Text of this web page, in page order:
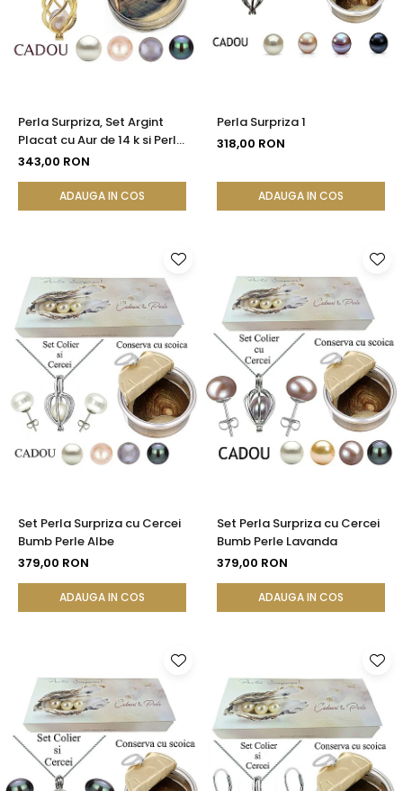
Seturi Perle cu Argint
Brățări cu Perle
Pandantive cu Perle
Perla Surpriza, Set Argint
Placat cu Aur de 14 k si Perle
Naturale
343,00 RON
ADAUGA IN COS
Perla Surpriza 1
318,00 RON
ADAUGA IN COS
Set Perla Surpriza cu Cercei
Bumb Perle Albe
379,00 RON
ADAUGA IN COS
Set Perla Surpriza cu Cercei
Bumb Perle Lavanda
379,00 RON
ADAUGA IN COS